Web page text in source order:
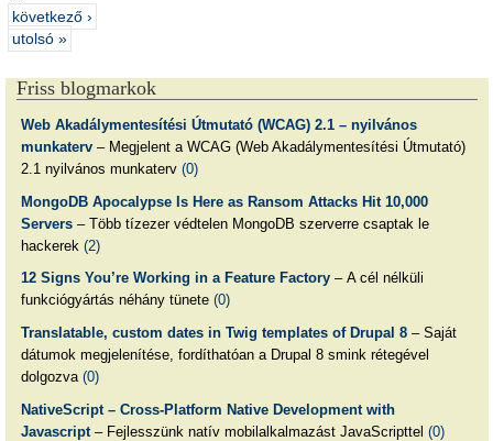
következő ›
utolsó »
Friss blogmarkok
Web Akadálymentesítési Útmutató (WCAG) 2.1 – nyilvános
munkaterv– Megjelent a WCAG (Web Akadálymentesítési Útmutató)
2.1 nyilvános munkaterv (0)
MongoDB Apocalypse Is Here as Ransom Attacks Hit 10,000
Servers– Több tízezer védtelen MongoDB szerverre csaptak le
hackerek (2)
12 Signs You’re Working in a Feature Factory– A cél nélküli
funkciógyártás néhány tünete (0)
Translatable, custom dates in Twig templates of Drupal 8– Saját
dátumok megjelenítése, fordíthatóan a Drupal 8 smink rétegével
dolgozva (0)
NativeScript – Cross-Platform Native Development with
Javascript– Fejlesszünk natív mobilalkalmazást JavaScripttel (0)